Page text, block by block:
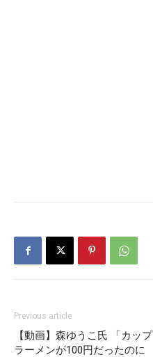
Previous article
【動画】森ゆうこ氏 「カップ
ラーメンが100円だったのに